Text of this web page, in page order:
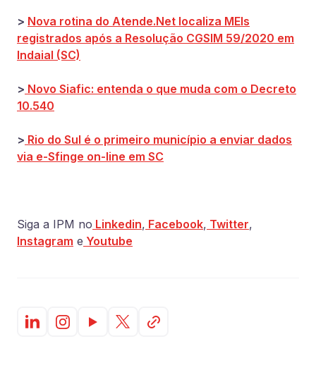
> Nova rotina do Atende.Net localiza MEIs
registrados após a Resolução CGSIM 59/2020 em
Indaial (SC)
> Novo Siafic: entenda o que muda com o Decreto
10.540
> Rio do Sul é o primeiro município a enviar dados
via e-Sfinge on-line em SC
Siga a IPM no Linkedin, Facebook, Twitter,
Instagram e Youtube